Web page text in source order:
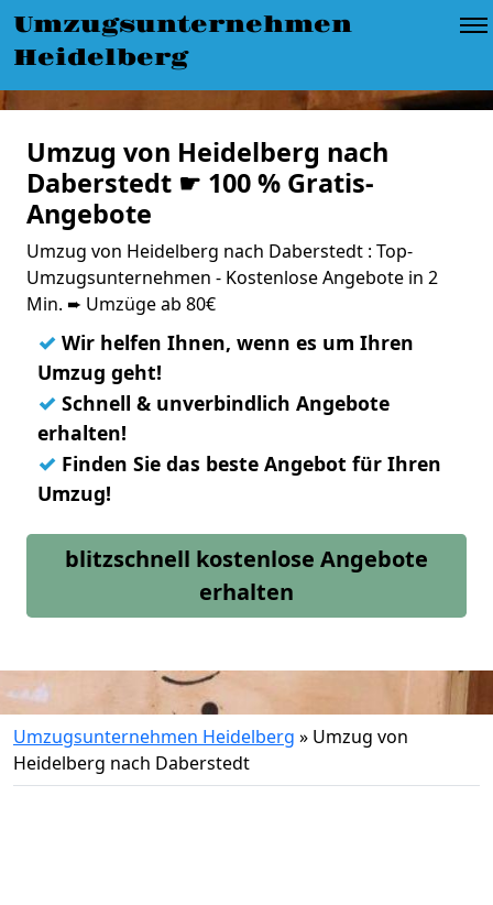
Umzugsunternehmen
Heidelberg
Umzug von Heidelberg nach
Daberstedt ☛ 100 % Gratis-
Angebote
Umzug von Heidelberg nach Daberstedt : Top-
Umzugsunternehmen - Kostenlose Angebote in 2
Min. ➨ Umzüge ab 80€
✓ Wir helfen Ihnen, wenn es um Ihren
Umzug geht!
✓ Schnell & unverbindlich Angebote
erhalten!
✓ Finden Sie das beste Angebot für Ihren
Umzug!
blitzschnell kostenlose Angebote
erhalten
Umzugsunternehmen Heidelberg » Umzug von
Heidelberg nach Daberstedt